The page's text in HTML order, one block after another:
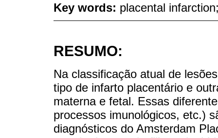
Key words: placental
RESUMO:
Na classificação atual de
tipo de infarto placentário e
materna e fetal. Essas
processos imunológicos, etc.)
diagnósticos do Amsterdam